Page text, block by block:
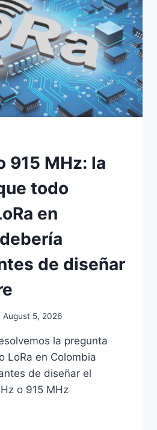
915 MHz: la
todo
en
de diseñar
August 5, 2026
la pregunta
LoRa en Colombia
de diseñar el
o 915 MHz